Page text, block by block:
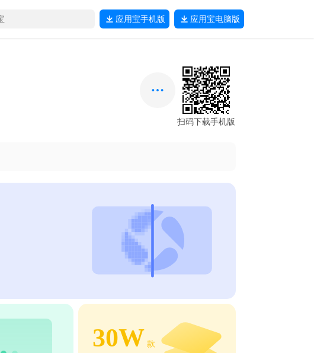
应用宝手机版 应用宝电脑版
扫码下载手机版
30W 款